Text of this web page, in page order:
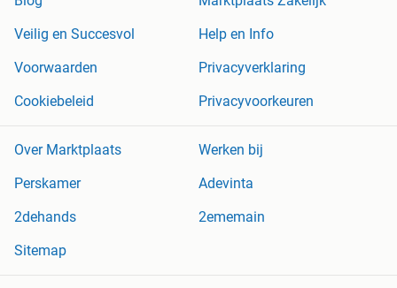
Veilig en Succesvol
Help en Info
Voorwaarden
Privacyverklaring
Cookiebeleid
Privacyvoorkeuren
Over Marktplaats
Werken bij
Perskamer
Adevinta
2dehands
2ememain
Sitemap